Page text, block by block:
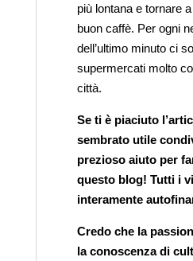
più lontana e tornare
buon caffè. Per ogni
dell’ultimo minuto ci
supermercati molto
città.
Se ti è piaciuto
sembrato utile
prezioso aiuto per
questo blog! Tutti i
interamente
Credo che la
la conoscenza di